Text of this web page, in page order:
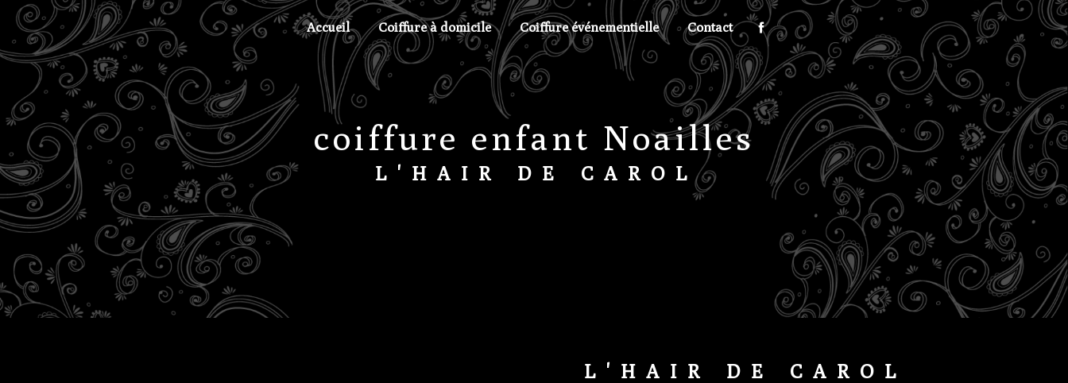
Accueil Coiffure à domicile Coiffure événementielle Contact
coiffure enfant Noailles
L'HAIR DE CAROL
L'HAIR DE CAROL
Panneau de gestion des cookies